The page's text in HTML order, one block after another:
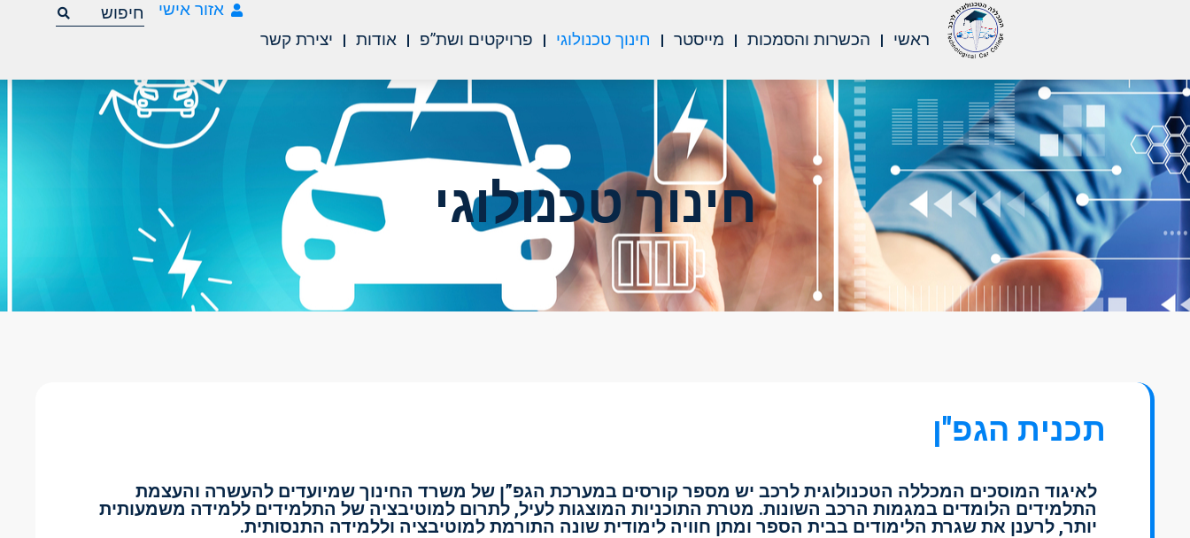
ראשי הכשרות והסמכות מייסטר חינוך טכנולוגי פרויקטים ושת”פ אודות יצירת קשר
אזור אישי
חינוך טכנולוגי
תכנית הגפ"ן
לאיגוד המוסכים המכללה הטכנולוגית לרכב יש מספר קורסים במערכת הגפ”ן של משרד החינוך שמיועדים להעשרה והעצמת
התלמידים הלומדים במגמות הרכב השונות. מטרת התוכניות המוצגות לעיל, לתרום למוטיבציה של התלמידים ללמידה משמעותית
יותר, לרענן את שגרת הלימודים בבית הספר ומתן חוויה לימודית שונה התורמת למוטיבציה וללמידה התנסותית.